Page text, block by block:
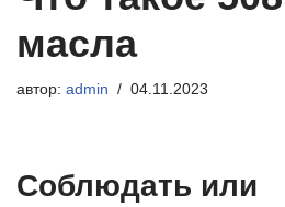
масла
автор: admin 04.11.2023
Соблюдать или